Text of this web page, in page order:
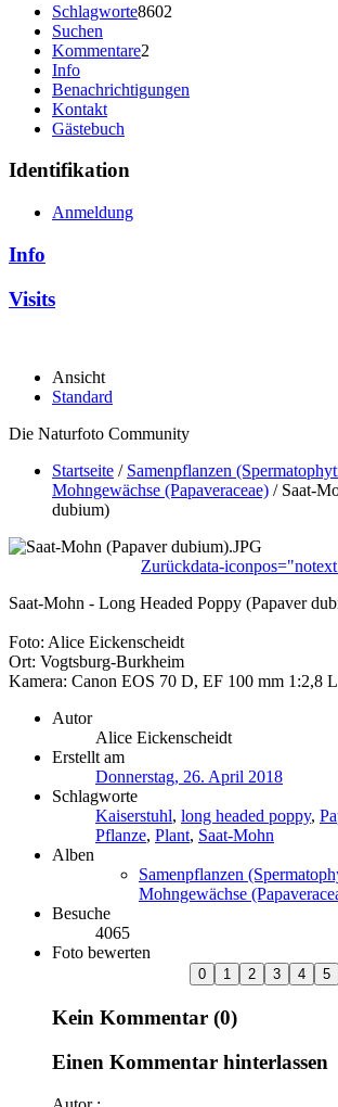
Schlagworte8602
Suchen
Kommentare2
Info
Benachrichtigungen
Kontakt
Gästebuch
Identifikation
Anmeldung
Info
Visits
Ansicht
Standard
Die Naturfoto Community
Startseite / Samenpflanzen
Mohngewächse (Papaveraceae) / Saat-
dubium)
Zurückdata-
Saat-Mohn - Long Headed Poppy (Papaver
Foto: Alice Eickenscheidt
Ort: Vogtsburg-Burkheim
Kamera: Canon EOS 70 D, EF 100 mm 1:2,8
Autor
Alice Eickenscheidt
Erstellt am
Donnerstag, 26. April 2018
Schlagworte
Kaiserstuhl, long headed poppy,
Pflanze, Plant, Saat-Mohn
Alben
Samenpflanzen
Mohngewächse
Besuche
4065
Foto bewerten
Kein Kommentar (0)
Einen Kommentar hinterlassen